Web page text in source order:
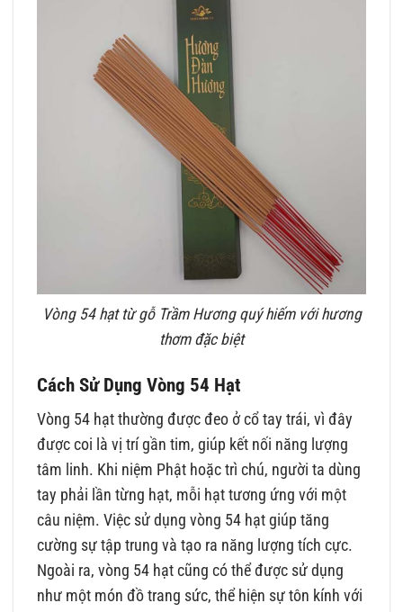
Vòng 54 hạt từ gỗ Trầm Hương quý hiếm với hương
thơm đặc biệt
Cách Sử Dụng Vòng 54 Hạt
Vòng 54 hạt thường được đeo ở cổ tay trái, vì đây
được coi là vị trí gần tim, giúp kết nối năng lượng
tâm linh. Khi niệm Phật hoặc trì chú, người ta dùng
tay phải lần từng hạt, mỗi hạt tương ứng với một
câu niệm. Việc sử dụng vòng 54 hạt giúp tăng
cường sự tập trung và tạo ra năng lượng tích cực.
Ngoài ra, vòng 54 hạt cũng có thể được sử dụng
như một món đồ trang sức, thể hiện sự tôn kính với